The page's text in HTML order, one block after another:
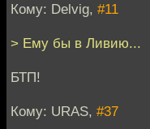
Кому: Delvig, #11
> Ему бы в Ливию...
БТП!
Кому: URAS, #37